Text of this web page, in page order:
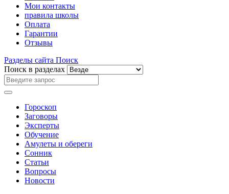
Мои контакты
правила школы
Оплата
Гарантии
Отзывы
Разделы сайта Поиск
Поиск в разделах
Гороскоп
Заговоры
Эксперты
Обучение
Амулеты и обереги
Сонник
Статьи
Вопросы
Новости